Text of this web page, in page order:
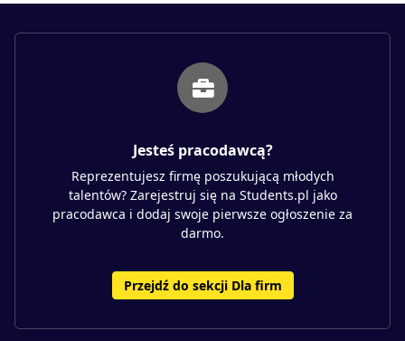
Jesteś pracodawcą?
Reprezentujesz firmę poszukującą młodych
talentów? Zarejestruj się na Students.pl jako
pracodawca i dodaj swoje pierwsze ogłoszenie za
darmo.
Przejdź do sekcji Dla firm